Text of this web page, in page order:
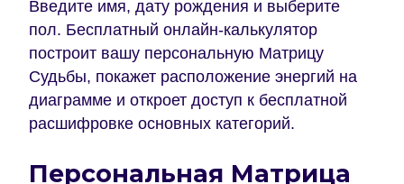
Введите имя, дату рождения и выберите
пол. Бесплатный онлайн-калькулятор
построит вашу персональную Матрицу
Судьбы, покажет расположение энергий на
диаграмме и откроет доступ к бесплатной
расшифровке основных категорий.
Персональная Матрица